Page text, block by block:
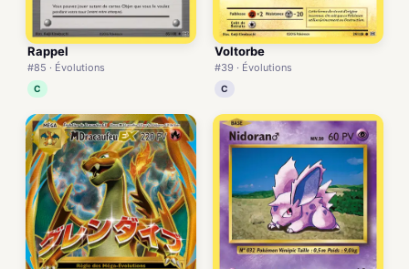
Rappel
#85 · Évolutions
C
Voltorbe
#39 · Évolutions
C